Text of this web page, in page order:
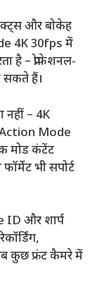
और बोकेह
4K 30fps में
है – प्रोफेशनल-
सकते हैं।
नहीं – 4K
Action Mode
मोड कंटेंट
भी सपोर्ट
ID और शार्प
कुछ फ्रंट कैमरे में